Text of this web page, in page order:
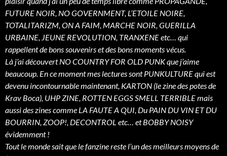
FUTURE NOIR, NO GOVERNMENT, L’ETOILE NOIRE,
TOTALITARIZM, ON A FAIM, MARCHE NOIR, GUERILLA
URBAINE, JEUNE REVOLUTION, TRANXENE etc… qui
rappellent de bons souvenirs et des bons moments vécus.
Là j’ai découvert NO COUNTRY FOR OLD PUNK que j’aime
beaucoup. En ce moment mes lectures sont PUNKULTURE qui est
devenu incontournable maintenant, KARTON (le zine des potes de
Krav Boca), UHP ZINE, ROTTEN EGGS SMELL TERRIBLE mais
aussi des zines comme LA FAUTE A QUI, Du PAIN DU VIN ET DU
BOURRIN, ZOOP!, DECONTROL etc… et BOBBY NOISY
évidemment !
Tout le monde sait que le fanzine reste l’un des meilleurs moyens de